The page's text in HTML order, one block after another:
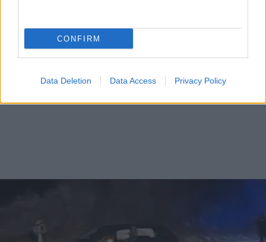
CONFIRM
Data Deletion Data Access Privacy Policy